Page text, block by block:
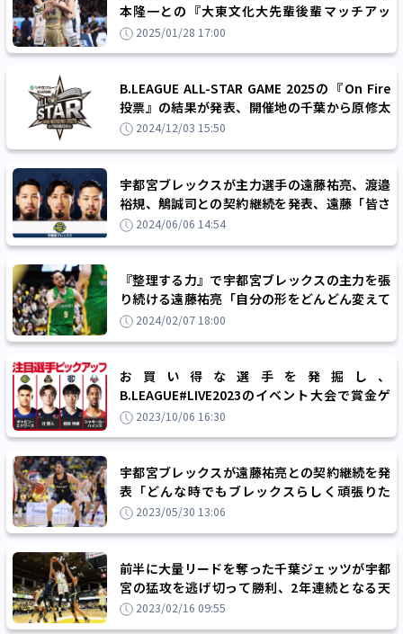
本隆一との『大東文化大先輩後輩マッチアッ
プ』に対する思い「特別な気持ちはあります」
2025/01/28 17:00
B.LEAGUE ALL-STAR GAME 2025の『On Fire
投票』の結果が発表、開催地の千葉から原修太
と田代直希が出場権を獲得！
2024/12/03 15:50
宇都宮ブレックスが主力選手の遠藤祐亮、渡邉
裕規、鵤誠司との契約継続を発表、遠藤「皆さ
んとともに戦い優勝したいです」
2024/06/06 14:54
『整理する力』で宇都宮ブレックスの主力を張
り続ける遠藤祐亮「自分の形をどんどん変えて
いかなきゃいけない」
2024/02/07 18:00
お買い得な選手を発掘し、
B.LEAGUE#LIVE2023のイベント大会で賞金ゲ
ットにチャレンジ！
2023/10/06 16:30
宇都宮ブレックスが遠藤祐亮との契約継続を発
表「どんな時でもブレックスらしく頑張りた
い」2023/05/30 13:06
前半に大量リードを奪った千葉ジェッツが宇都
宮の猛攻を逃げ切って勝利、2年連続となる天
皇杯のファイナル進出へ
2023/02/16 09:55